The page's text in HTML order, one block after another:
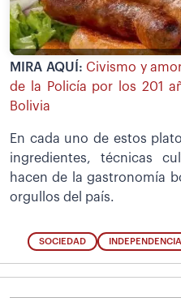
MIRA AQUÍ: Civismo y
de la Policía por los 201
Bolivia
En cada uno de estos
ingredientes, técnicas
hacen de la gastronomía
orgullos del país.
SOCIEDAD INDEPENDENCIA